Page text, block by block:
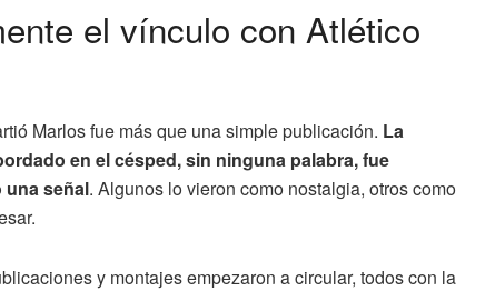
el vínculo con Atlético
Marlos fue más que una simple publicación. La
en el césped, sin ninguna palabra, fue
una señal. Algunos lo vieron como nostalgia, otros como
y montajes empezaron a circular, todos con la